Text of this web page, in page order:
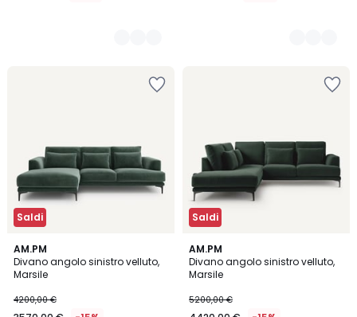
Saldi
AM.PM
Divano angolo sinistro velluto,
Marsile
4200,00 €
17
Colori
Saldi
AM.PM
Divano angolo sinistro velluto,
Marsile
5200,00 €
5
/
5
17
Colori